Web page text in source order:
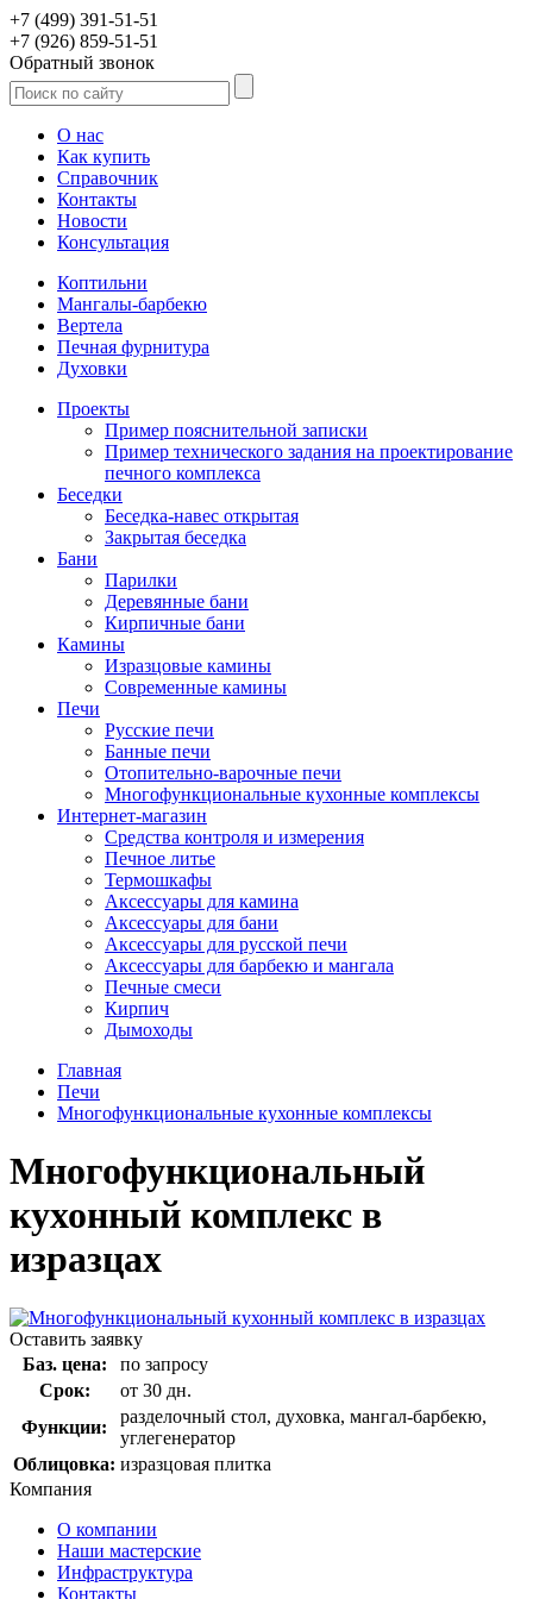
+7 (499) 391-51-51
+7 (926) 859-51-51
Обратный звонок
О нас
Как купить
Справочник
Контакты
Новости
Консультация
Коптильни
Мангалы-барбекю
Вертела
Печная фурнитура
Духовки
Проекты
Пример пояснительной записки
Пример технического задания на проектирование
печного комплекса
Беседки
Беседка-навес открытая
Закрытая беседка
Бани
Парилки
Деревянные бани
Кирпичные бани
Камины
Изразцовые камины
Современные камины
Печи
Русские печи
Банные печи
Отопительно-варочные печи
Многофункциональные кухонные комплексы
Интернет-магазин
Средства контроля и измерения
Печное литье
Термошкафы
Аксессуары для камина
Аксессуары для бани
Аксессуары для русской печи
Аксессуары для барбекю и мангала
Печные смеси
Кирпич
Дымоходы
Главная
Печи
Многофункциональные кухонные комплексы
Многофункциональный
кухонный комплекс в
изразцах
Оставить заявку
Баз. цена:
по запросу
Срок:
от 30 дн.
Функции:
разделочный стол, духовка, мангал-барбекю,
углегенератор
Облицовка: изразцовая плитка
Компания
О компании
Наши мастерские
Инфраструктура
Контакты